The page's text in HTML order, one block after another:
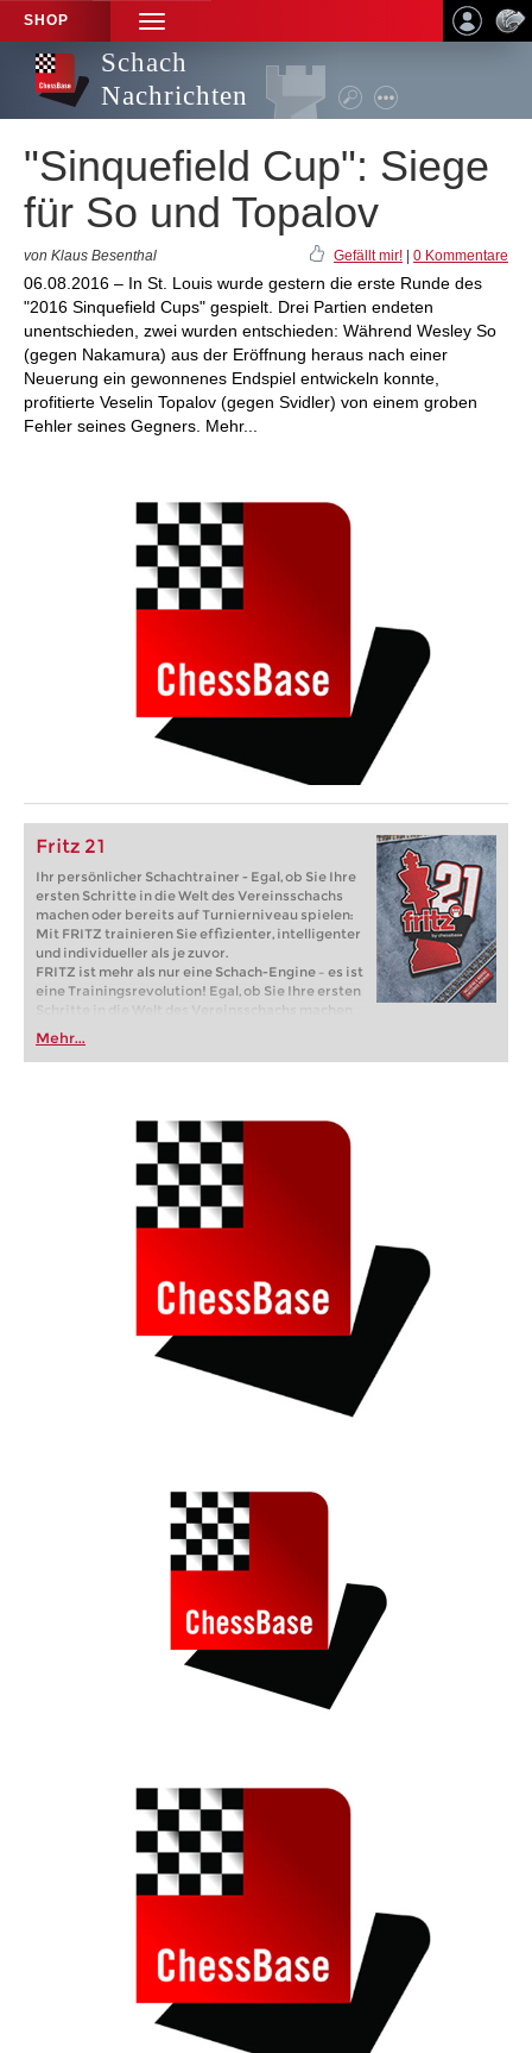
SHOP
TOGGLE
NAVIGATION
Schach
Nachrichten
"Sinquefield Cup": Siege
für So und Topalov
von Klaus Besenthal Gefällt mir! 0 Kommentare
06.08.2016 – In St. Louis wurde gestern die erste Runde des
"2016 Sinquefield Cups" gespielt. Drei Partien endeten
unentschieden, zwei wurden entschieden: Während Wesley So
(gegen Nakamura) aus der Eröffnung heraus nach einer
Neuerung ein gewonnenes Endspiel entwickeln konnte,
profitierte Veselin Topalov (gegen Svidler) von einem groben
Fehler seines Gegners. Mehr...
Fritz 21
Ihr persönlicher Schachtrainer - Egal, ob Sie Ihre
ersten Schritte in die Welt des Vereinsschachs
machen oder bereits auf Turnierniveau spielen:
Mit FRITZ trainieren Sie effizienter, intelligenter
und individueller als je zuvor.
FRITZ ist mehr als nur eine Schach-Engine – es ist
eine Trainingsrevolution! Egal, ob Sie Ihre ersten
Schritte in die Welt des Vereinsschachs machen
oder bereits auf Turnierniveau spielen: Mit
FRITZ trainieren Sie effizienter, intelligenter und
individueller als je zuvor.
Mehr...